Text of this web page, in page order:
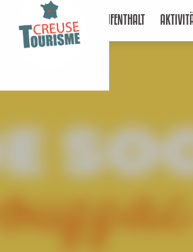
AUFENTHALT